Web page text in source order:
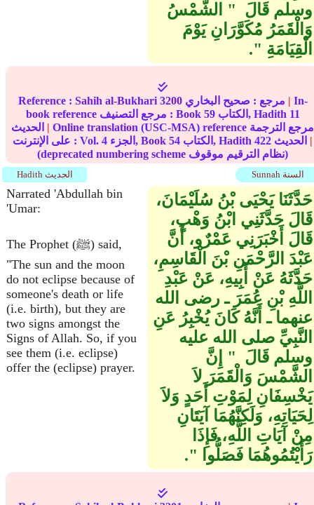
وسلم قَالَ ‏ "‏ الشَّمْسُ
وَالْقَمَرُ مُكَوَّرَانِ يَوْمَ
الْقِيَامَةِ ‏"‏‏.‏
Reference : Sahih al-Bukhari 3200 مرجع : صحيح البخاري | In-
book reference مرجع التصنيف : Book 59 الكتاب, Hadith 11
| Online translation (USC-MSA) reference مرجع الترجمة
على الإنترنت : Vol. 4 الجزء, Book 54 الكتاب, Hadith 422
|
(deprecated numbering scheme نظام الترقيم موقوف)
Sunnah السنة Hadith الحديث
Narrated 'Abdullah bin
'Umar:
The Prophet (ﷺ) said,
"The sun and the moon
do not eclipse because of
someone's death or life
(i.e. birth), but they are
two signs amongst the
Signs of Allah. So, if you
see them (i.e. eclipse)
offer the (eclipse) prayer.
حَدَّثَنَا يَحْيَى بْنُ سُلَيْمَانَ،
قَالَ حَدَّثَنِي ابْنُ وَهْبٍ،
قَالَ أَخْبَرَنِي عَمْرٌو، أَنَّ
عَبْدَ الرَّحْمَنِ بْنَ الْقَاسِمِ،
حَدَّثَهُ عَنْ أَبِيهِ، عَنْ عَبْدِ
اللَّهِ بْنِ عُمَرَ ـ رضى الله
عنهما ـ أَنَّهُ كَانَ يُخْبِرُ عَنِ
النَّبِيِّ صلى الله عليه
وسلم قَالَ ‏ "‏ إِنَّ
الشَّمْسَ وَالْقَمَرَ لاَ
يَخْسِفَانِ لِمَوْتِ أَحَدٍ وَلاَ
لِحَيَاتِهِ، وَلَكِنَّهُمَا آيَتَانِ
مِنْ آيَاتِ اللَّهِ، فَإِذَا
رَأَيْتُمُوهُمَا فَصَلُّوا ‏"‏‏.‏